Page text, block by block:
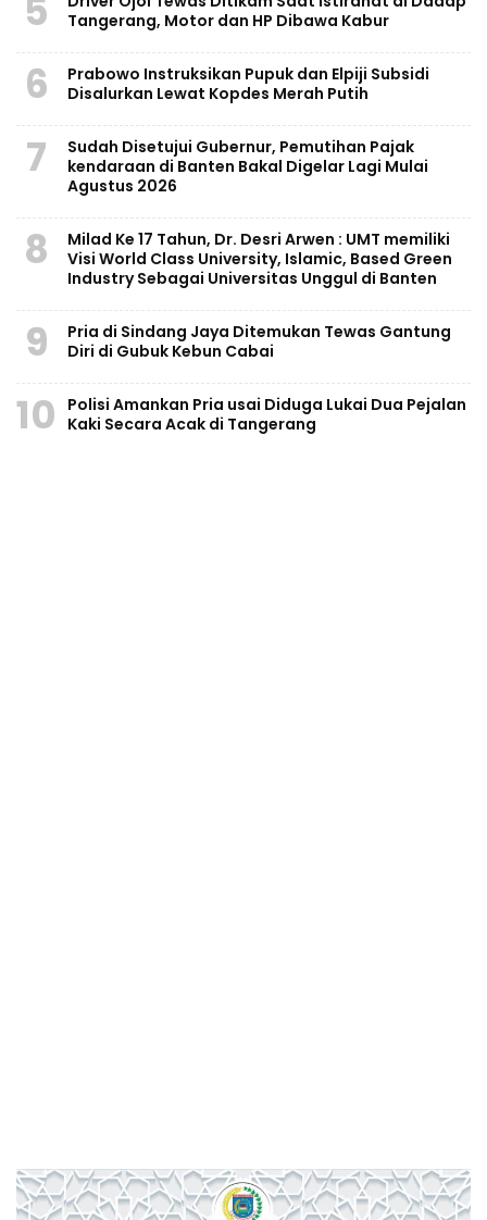
5
Tangerang, Motor dan HP Dibawa Kabur
6
Prabowo Instruksikan Pupuk dan Elpiji Subsidi
Disalurkan Lewat Kopdes Merah Putih
7
Sudah Disetujui Gubernur, Pemutihan Pajak
kendaraan di Banten Bakal Digelar Lagi Mulai
Agustus 2026
8
Milad Ke 17 Tahun, Dr. Desri Arwen : UMT memiliki
Visi World Class University, Islamic, Based Green
Industry Sebagai Universitas Unggul di Banten
9
Pria di Sindang Jaya Ditemukan Tewas Gantung
Diri di Gubuk Kebun Cabai
10
Polisi Amankan Pria usai Diduga Lukai Dua Pejalan
Kaki Secara Acak di Tangerang